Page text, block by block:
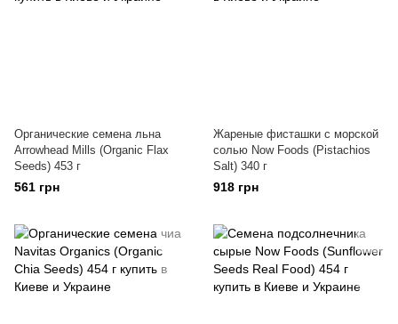
Органические семена льна
Arrowhead Mills (Organic Flax
Seeds) 453 г
561 грн
Жареные фисташки с морской
солью Now Foods (Pistachios
Salt) 340 г
918 грн